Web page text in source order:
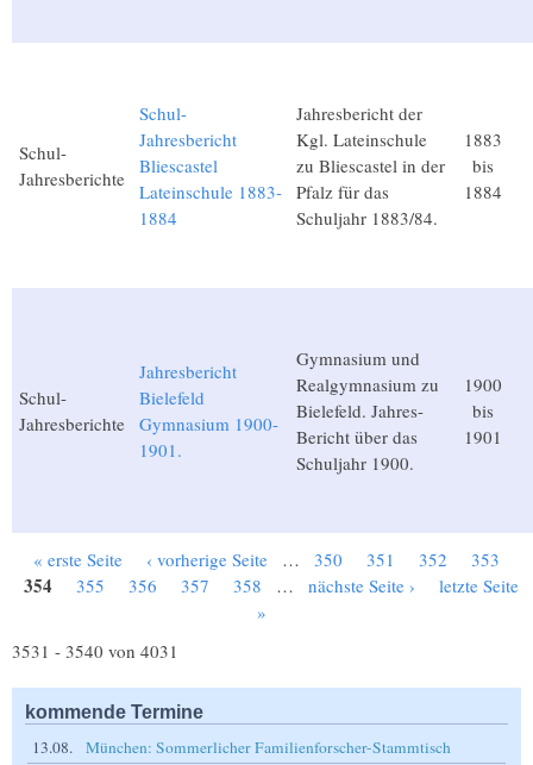
Schul-
Jahresberichte
Schul-
Jahresbericht
Bliescastel
Lateinschule 1883-
1884
Jahresbericht der
Kgl. Lateinschule
zu Bliescastel in der
Pfalz für das
Schuljahr 1883/84.
1883
bis
1884
Schul-
Jahresberichte
Jahresbericht
Bielefeld
Gymnasium 1900-
1901.
Gymnasium und
Realgymnasium zu
Bielefeld. Jahres-
Bericht über das
Schuljahr 1900.
1900
bis
1901
Seiten
« erste Seite ‹ vorherige Seite … 350 351 352 353
354 355 356 357 358 … nächste Seite ›
letzte Seite
»
3531 - 3540 von 4031
kommende Termine
13.08.
München: Sommerlicher Familienforscher-Stammtisch